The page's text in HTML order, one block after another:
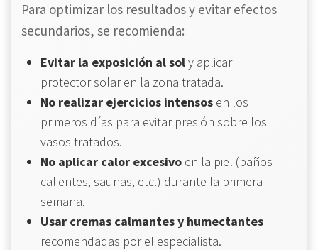
Para optimizar los resultados y evitar efectos
secundarios, se recomienda:
Evitar la exposición al soly aplicar
protector solar en la zona tratada.
No realizar ejercicios intensos en los
primeros días para evitar presión sobre los
vasos tratados.
No aplicar calor excesivo en la piel (baños
calientes, saunas, etc.) durante la primera
semana.
Usar cremas calmantes y humectantes
recomendadas por el especialista.